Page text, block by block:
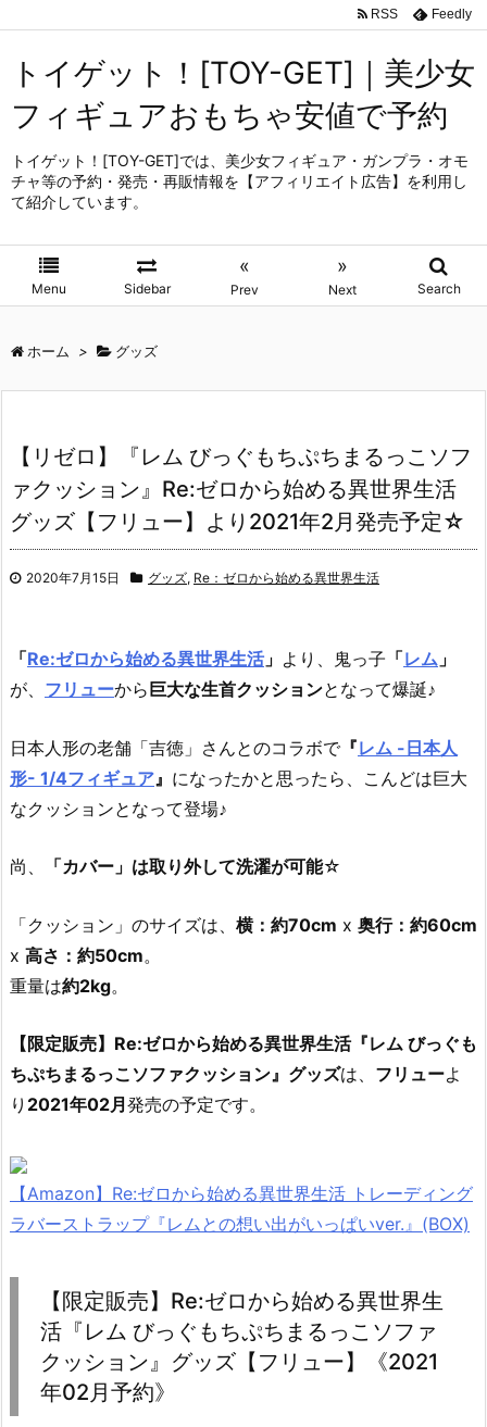
トイゲット！[TOY-GET]｜美少女
フィギュアおもちゃ安値で予約
トイゲット！[TOY-GET]では、美少女フィギュア・ガンプラ・オモ
チャ等の予約・発売・再販情報を【アフィリエイト広告】を利用し
て紹介しています。
Menu Sidebar
«
Prev
»
Next Search
RSS Feedly
ホーム > グッズ
【リゼロ】『レム びっぐもちぷちまるっこソフ
ァクッション』Re:ゼロから始める異世界生活
グッズ【フリュー】より2021年2月発売予定☆
2020年7月15日 グッズ, Re：ゼロから始める異世界生活
「Re:ゼロから始める異世界生活」 より、 鬼っ子 「レム 」
が、 フリューから 巨大な生首クッションとなって爆誕♪
日本人形の老舗「吉徳」さんとのコラボで『レム -日本人
形- 1/4フィギュア 』 になったかと思ったら、こんどは巨大
なクッションとなって登場♪
尚、 「カバー」は取り外して洗濯が可能☆
「クッション」のサイズは、 横：約70cm x 奥行：約60cm
x 高さ：約50cm。
重量は約2kg。
【限定販売】Re:ゼロから始める異世界生活『レム びっぐも
ちぷちまるっこソファクッション』グッズは、 フリューよ
り 2021年02月 発売の予定です。
【Amazon】Re:ゼロから始める異世界生活 トレーディング
ラバーストラップ『レムとの想い出がいっぱいver.』(BOX)
【限定販売】Re:ゼロから始める異世界生
活『レム びっぐもちぷちまるっこソファ
クッション』グッズ【フリュー】《2021
年02月予約》